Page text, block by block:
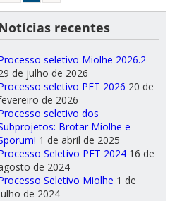
recentes
seletivo Miolhe 2026.2
de julho de 2026
seletivo PET 2026 20 de
de 2026
seletivo dos
Brotar Miolhe e
1 de abril de 2025
Seletivo PET 2024 16 de
de 2024
Seletivo Miolhe 1 de
de 2024